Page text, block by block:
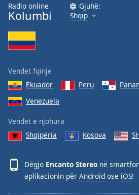
Radio online
Kolumbi
Gjuhë:
Shqip
Vendet fqinje
Ekuador
Peru
Venezuela
Vendet e njohura
Shqipëria
Kosova
Dëgjo Encanto Stereo në
aplikacionin për Android ose iOS!